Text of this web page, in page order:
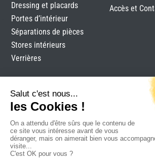
Dressing et placards
Portes d’intérieur
Séparations de pièces
Stores intérieurs
Verrières
Accès et
Landaise De Menuiserie
Plan du site